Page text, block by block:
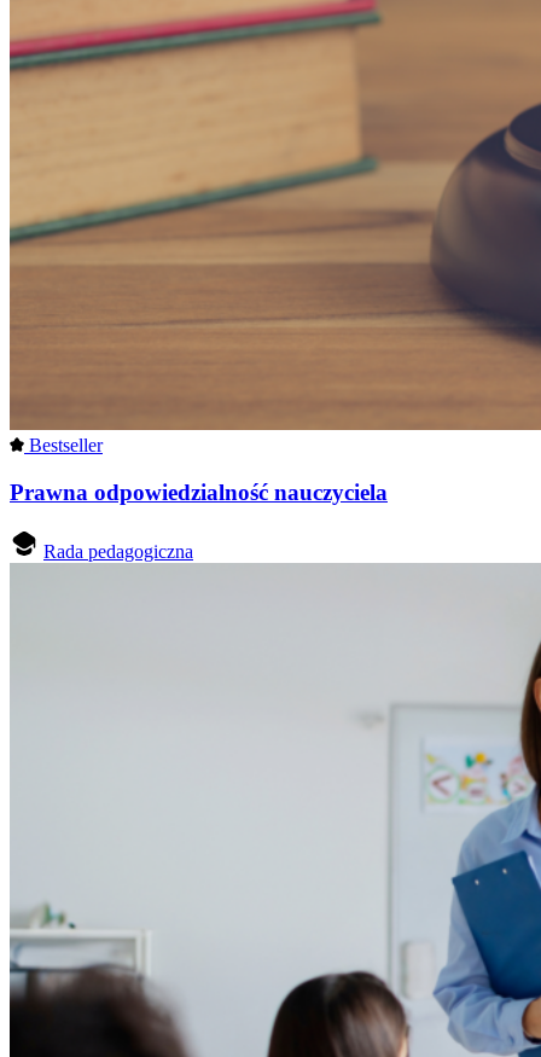
Bestseller
Prawna odpowiedzialność nauczyciela
Rada pedagogiczna